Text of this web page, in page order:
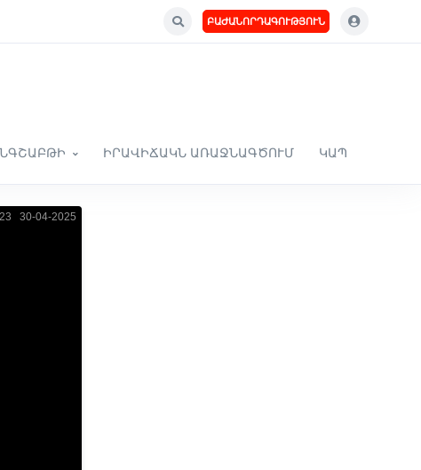
ԲԱԺԱՆՈՐԴԱԳՈՒԹՅՈՒՆ
ԻՐԱՎԻՃԱԿՆ ԱՌԱՋՆԱԳԾՈՒՄ ԿԱՊ
30-04-2025